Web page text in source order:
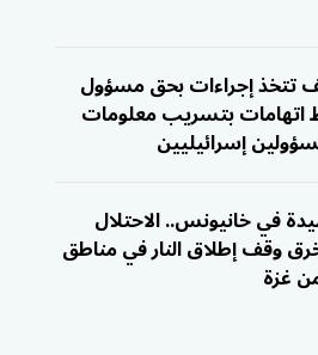
تتخذ إجراءات بحق مسؤول
اتهامات بتسريب معلومات
إسرائيليين
في خانيونس.. الاحتلال
وقف إطلاق النار في مناطق
غزة